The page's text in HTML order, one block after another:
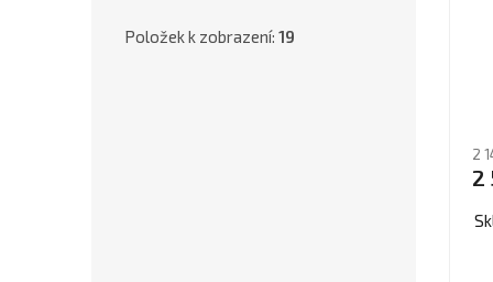
Položek k zobrazení: 19
je
z
2
2